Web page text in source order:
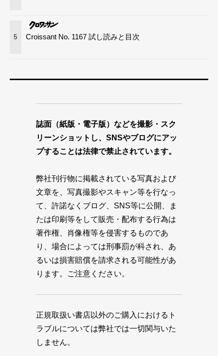
5 Croissant No. 1167 試し読みと目次
誌面（紙版・電子版）などを撮影・スク
リーンショットし、SNSやブログにアッ
プすることは法律で禁止されています。
弊社刊行物に掲載されている写真および
文章を、写真撮影やスキャン等を行なっ
て、許諾なくブログ、SNS等に公開、ま
たは印刷等をして販売・配布する行為は
著作権、肖像権等を侵害するものであ
り、場合によっては刑事罰が科され、あ
るいは損害賠償を請求される可能性があ
ります。ご注意ください。
正規取扱い書店以外のご購入におけるト
ラブルについては弊社では一切関与いた
しません。